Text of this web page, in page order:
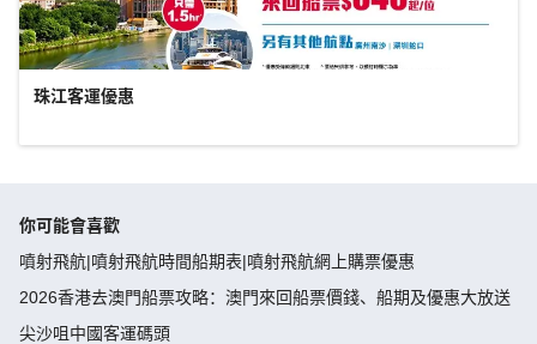
珠江客運優惠
你可能會喜歡
噴射飛航|噴射飛航時間船期表|噴射飛航網上購票優惠
2026香港去澳門船票攻略：澳門來回船票價錢、船期及優惠大放送
尖沙咀中國客運碼頭